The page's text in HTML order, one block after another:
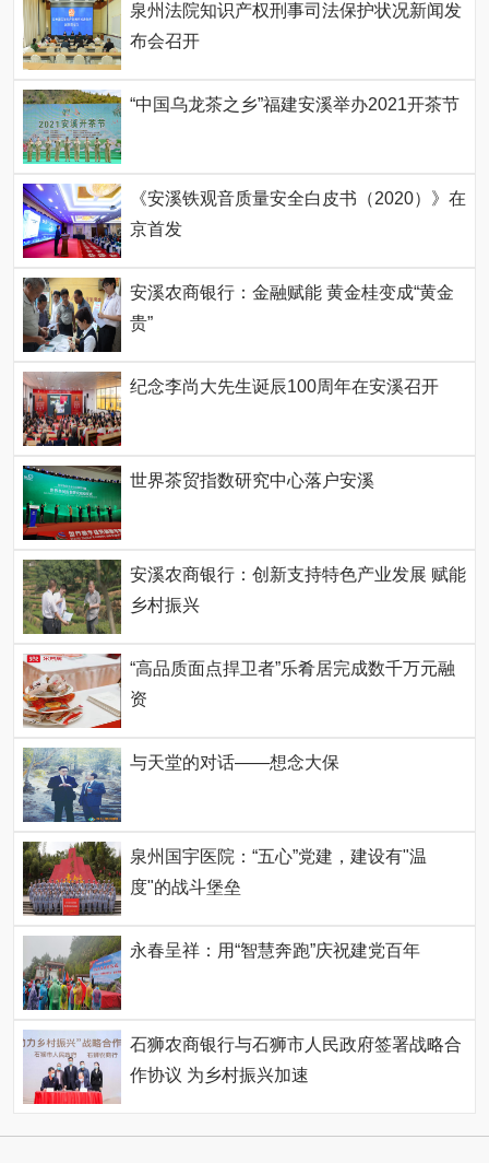
泉州法院知识产权刑事司法保护状况新闻发
布会召开
“中国乌龙茶之乡”福建安溪举办2021开茶节
《安溪铁观音质量安全白皮书（2020）》在
京首发
安溪农商银行：金融赋能 黄金桂变成“黄金
贵”
纪念李尚大先生诞辰100周年在安溪召开
世界茶贸指数研究中心落户安溪
安溪农商银行：创新支持特色产业发展 赋能
乡村振兴
“高品质面点捍卫者”乐肴居完成数千万元融
资
与天堂的对话——想念大保
泉州国宇医院：“五心”党建，建设有"温
度"的战斗堡垒
永春呈祥：用“智慧奔跑”庆祝建党百年
石狮农商银行与石狮市人民政府签署战略合
作协议 为乡村振兴加速